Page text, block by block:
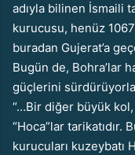
adıyla bilinen İsmaili
kurucusu, henüz 1067
buradan Gujerat’a
Bugün de, Bohra’lar
güçlerini
“…Bir diğer büyük
“Hoca”lar tarikatıdır.
kurucuları kuzeybatı